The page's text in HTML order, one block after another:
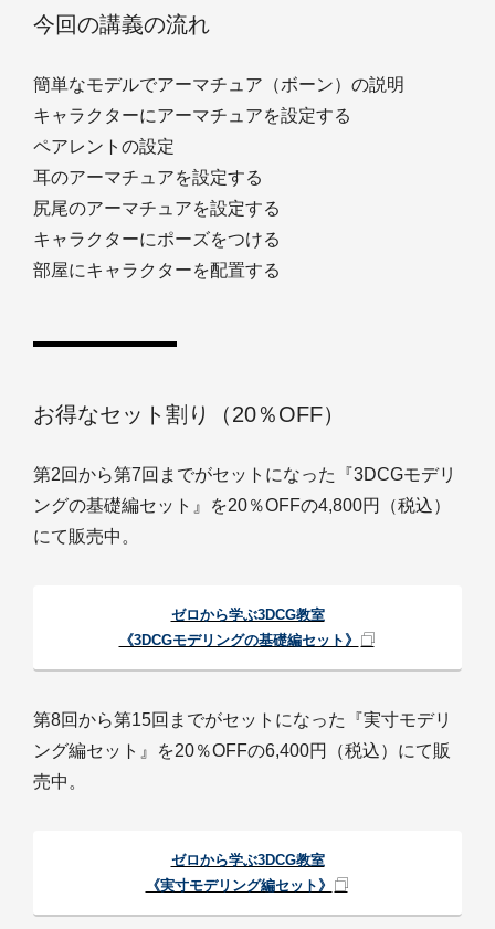
今回の講義の流れ
簡単なモデルでアーマチュア（ボーン）の説明
キャラクターにアーマチュアを設定する
ペアレントの設定
耳のアーマチュアを設定する
尻尾のアーマチュアを設定する
キャラクターにポーズをつける
部屋にキャラクターを配置する
お得なセット割り（20％OFF）
第2回から第7回までがセットになった『3DCGモデリ
ングの基礎編セット』を20％OFFの4,800円（税込）
にて販売中。
ゼロから学ぶ3DCG教室
《3DCGモデリングの基礎編セット》
第8回から第15回までがセットになった『実寸モデリ
ング編セット』を20％OFFの6,400円（税込）にて販
売中。
ゼロから学ぶ3DCG教室
《実寸モデリング編セット》